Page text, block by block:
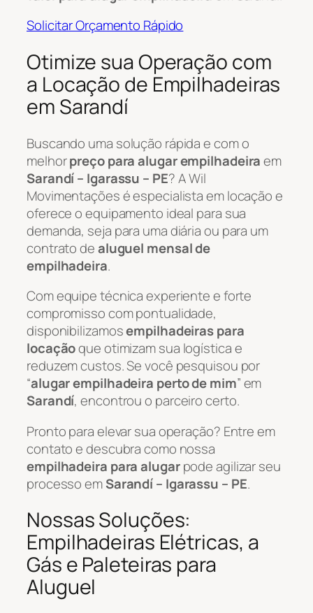
Solicitar Orçamento Rápido
Otimize sua Operação com
a Locação de Empilhadeiras
em Sarandí
Buscando uma solução rápida e com o
melhorpreço para alugar empilhadeiraem
Sarandí – Igarassu – PE? A Wil
Movimentações é especialista em locação e
oferece o equipamento ideal para sua
demanda, seja para uma diária ou para um
contrato dealuguel mensal de
empilhadeira.
Com equipe técnica experiente e forte
compromisso com pontualidade,
disponibilizamosempilhadeiras para
locaçãoque otimizam sua logística e
reduzem custos. Se você pesquisou por
“alugar empilhadeira perto de mim” em
Sarandí, encontrou o parceiro certo.
Pronto para elevar sua operação? Entre em
contato e descubra como nossa
empilhadeira para alugarpode agilizar seu
processo emSarandí – Igarassu – PE.
Nossas Soluções:
Empilhadeiras Elétricas, a
Gás e Paleteiras para
Aluguel